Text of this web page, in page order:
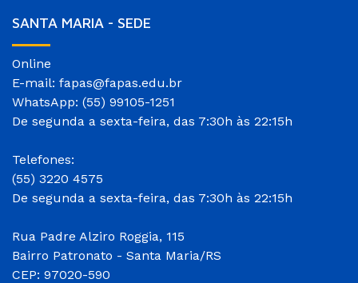
SANTA MARIA - SEDE
Online
E-mail: fapas@fapas.edu.br
WhatsApp: (55) 99105-1251
De segunda a sexta-feira, das 7:30h às 22:15h
Telefones:
(55) 3220 4575
De segunda a sexta-feira, das 7:30h às 22:15h
Rua Padre Alziro Roggia, 115
Bairro Patronato - Santa Maria/RS
CEP: 97020-590